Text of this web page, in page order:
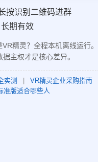
按识别二维码进群
长期有效
精灵？全程本机离线运行
主权才是核心差异。
实测 VR精灵企业采购指南
准版适合哪些人